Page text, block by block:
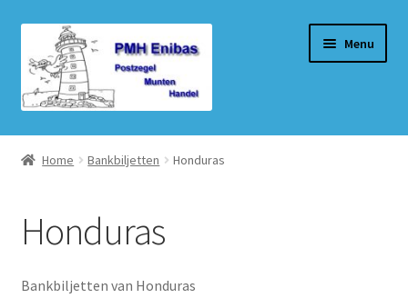
door
naar
navigatie
naar
de
inhoud
Menu
Home
Winkel
Winkelmand
Home Bankbiljetten Honduras
Honduras
Bankbiljetten van Honduras